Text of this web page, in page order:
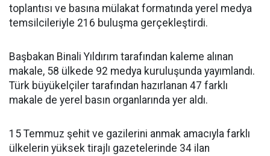
toplantısı ve basına mülakat formatında yerel medya
temsilcileriyle 216 buluşma gerçekleştirdi.
Başbakan Binali Yıldırım tarafından kaleme alınan
makale, 58 ülkede 92 medya kuruluşunda yayımlandı.
Türk büyükelçiler tarafından hazırlanan 47 farklı
makale de yerel basın organlarında yer aldı.
15 Temmuz şehit ve gazilerini anmak amacıyla farklı
ülkelerin yüksek tirajlı gazetelerinde 34 ilan